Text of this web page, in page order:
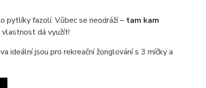
pytlíky fazolí. Vůbec se neodráží – tam kam
vlastnost dá využít!
ideální jsou pro rekreační žonglování s 3 míčky a